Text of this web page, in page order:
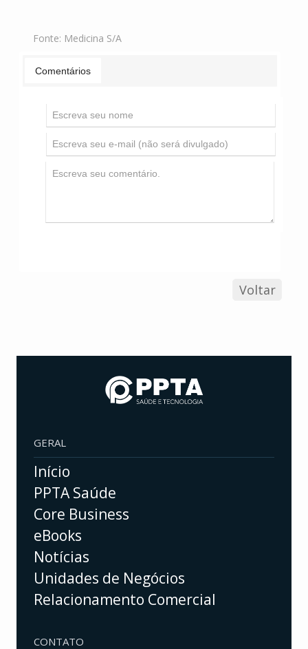
Fonte: Medicina S/A
Comentários
Voltar
GERAL
Início
PPTA Saúde
Core Business
eBooks
Notícias
Unidades de Negócios
Relacionamento Comercial
CONTATO